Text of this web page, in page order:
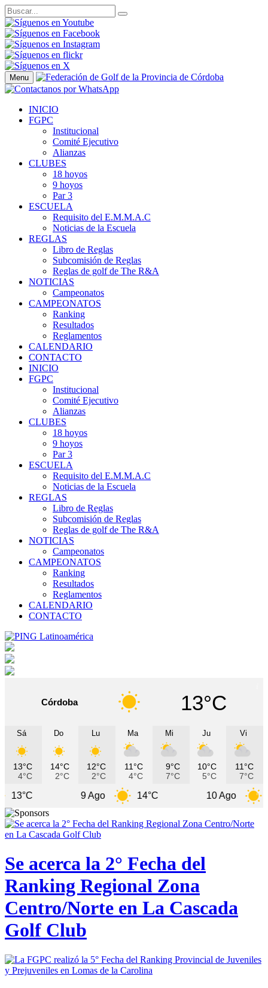
Menu
INICIO
FGPC
Institucional
Comité Ejecutivo
Alianzas
CLUBES
18 hoyos
9 hoyos
Par 3
ESCUELA
Requisito del E.M.M.A.C
Noticias de la Escuela
REGLAS
Libro de Reglas
Subcomisión de Reglas
Reglas de golf de The R&A
NOTICIAS
Campeonatos
CAMPEONATOS
Ranking
Resultados
Reglamentos
CALENDARIO
CONTACTO
INICIO
FGPC
Institucional
Comité Ejecutivo
Alianzas
CLUBES
18 hoyos
9 hoyos
Par 3
ESCUELA
Requisito del E.M.M.A.C
Noticias de la Escuela
REGLAS
Libro de Reglas
Subcomisión de Reglas
Reglas de golf de The R&A
NOTICIAS
Campeonatos
CAMPEONATOS
Ranking
Resultados
Reglamentos
CALENDARIO
CONTACTO
Córdoba 13°C
Sá
13°C
4°C
Do
14°C
2°C
Lu
12°C
2°C
Ma
11°C
4°C
Mi
9°C
7°C
Ju
10°C
5°C
Vi
11°C
7°C
14°C 9°C
Se acerca la 2° Fecha del
Ranking Regional Zona
Centro/Norte en La Cascada
Golf Club